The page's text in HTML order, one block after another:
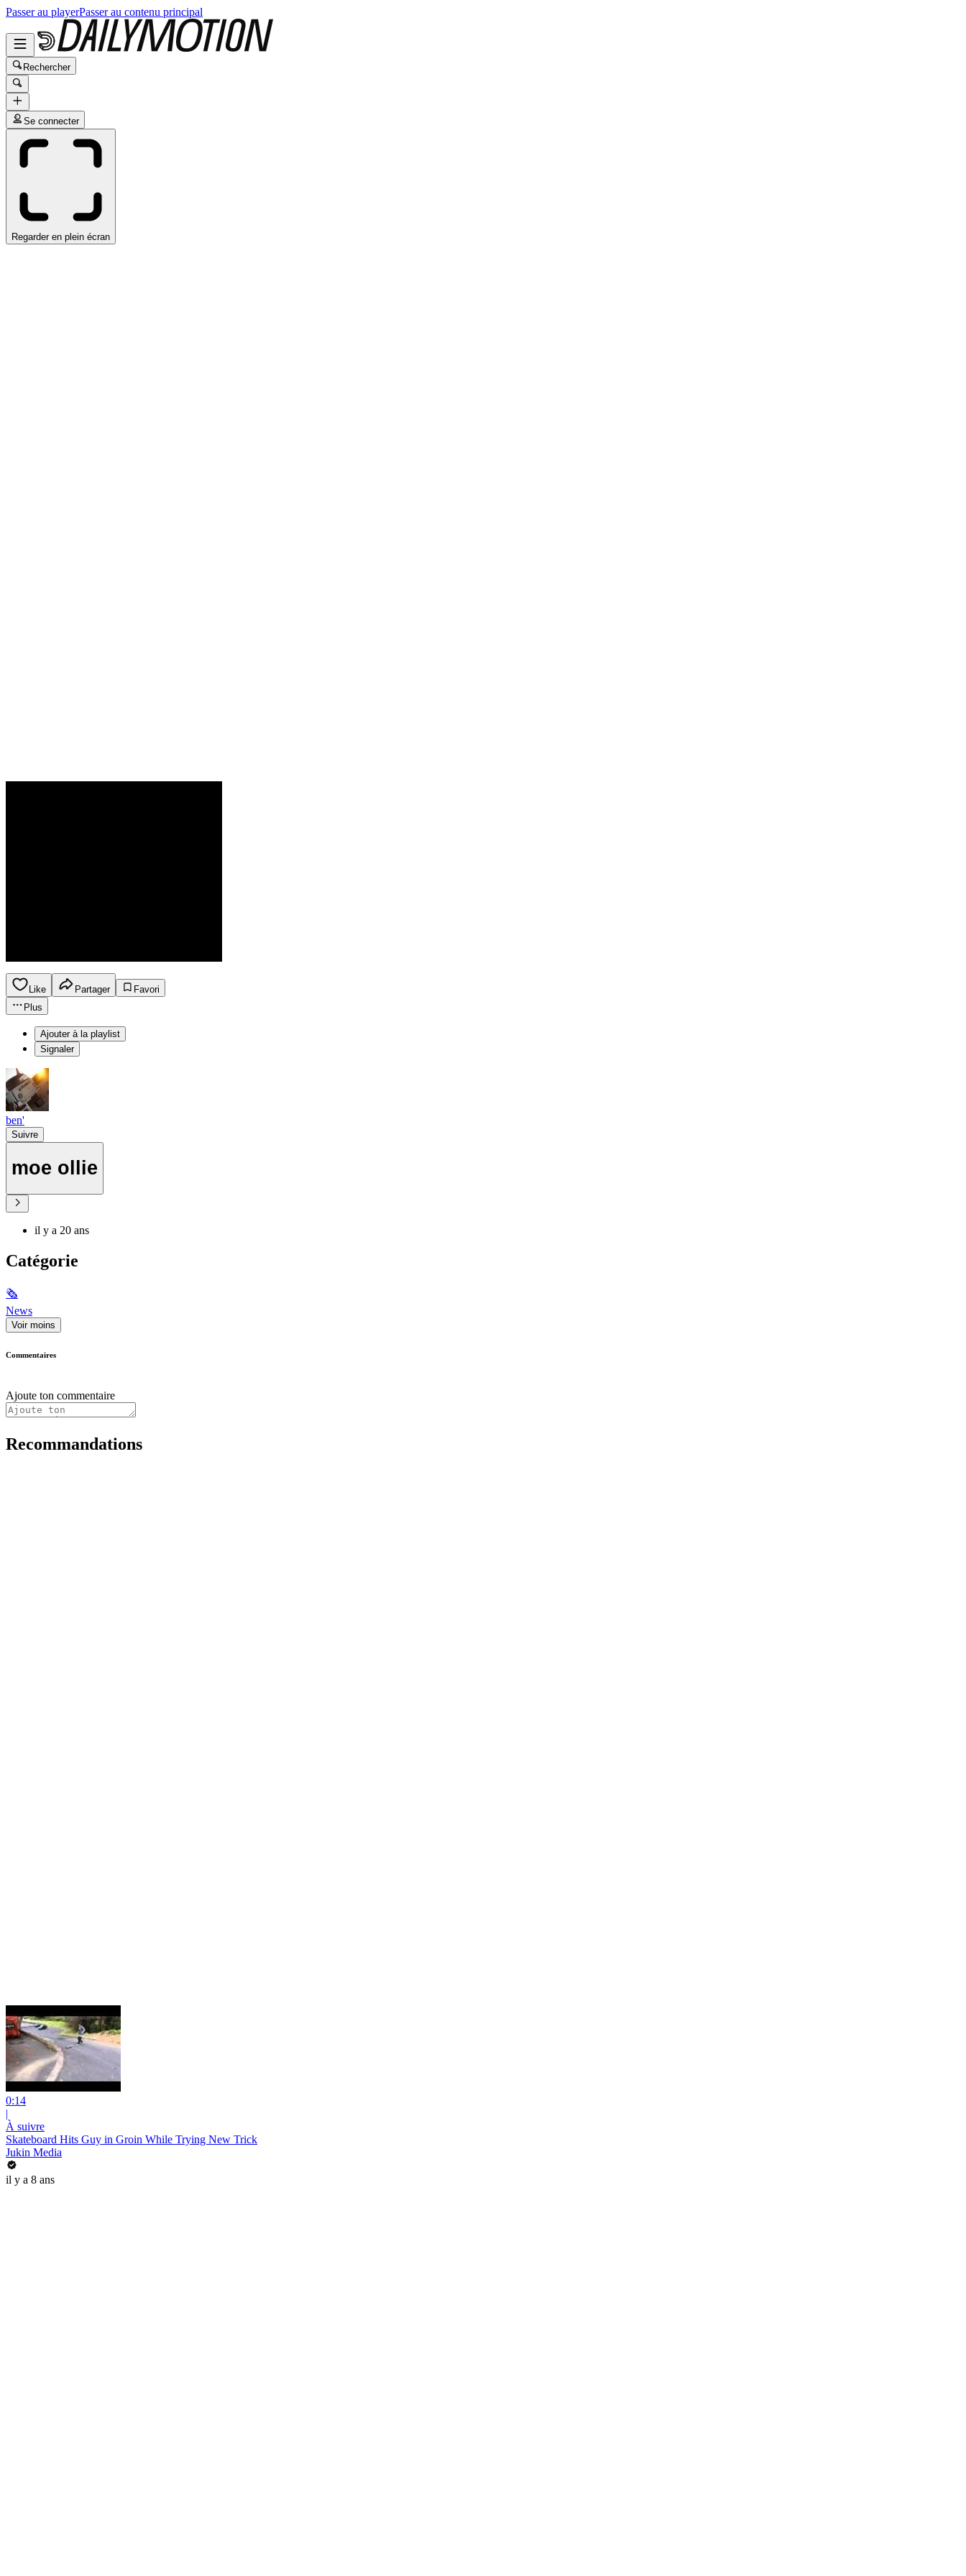
Passer au playerPasser au contenu principal
Rechercher
Se connecter
Regarder en plein écran
Like Partager
Favori
Plus
Ajouter à la playlist
Signaler
ben'
Suivre
moe ollie
il y a 20 ans
Catégorie
🗞
News
Voir moins
Commentaires
Ajoute ton commentaire
Recommandations
0:14
|
À suivre
Skateboard Hits Guy in Groin While Trying New Trick
Jukin Media
il y a 8 ans